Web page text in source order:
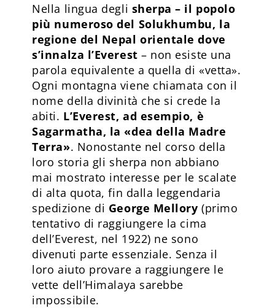
Nella lingua degli sherpa – il popolo
più numeroso del Solukhumbu, la
regione del Nepal orientale dove
s’innalza l’Everest – non esiste una
parola equivalente a quella di «vetta».
Ogni montagna viene chiamata con il
nome della divinità che si crede la
abiti. L’Everest, ad esempio, è
Sagarmatha, la «dea della Madre
Terra». Nonostante nel corso della
loro storia gli sherpa non abbiano
mai mostrato interesse per le scalate
di alta quota, fin dalla leggendaria
spedizione di George Mellory (primo
tentativo di raggiungere la cima
dell’Everest, nel 1922) ne sono
divenuti parte essenziale. Senza il
loro aiuto provare a raggiungere le
vette dell’Himalaya sarebbe
impossibile.